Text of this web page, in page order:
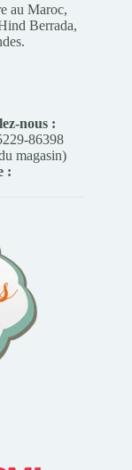
au Maroc,
Berrada,
nous :
86398
magasin)
: